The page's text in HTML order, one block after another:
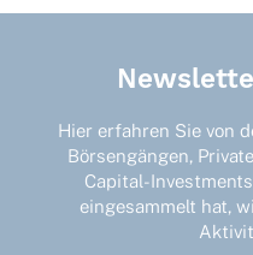
Hier erfahren Sie von
Börsengängen,
Capital-
eingesammelt hat,